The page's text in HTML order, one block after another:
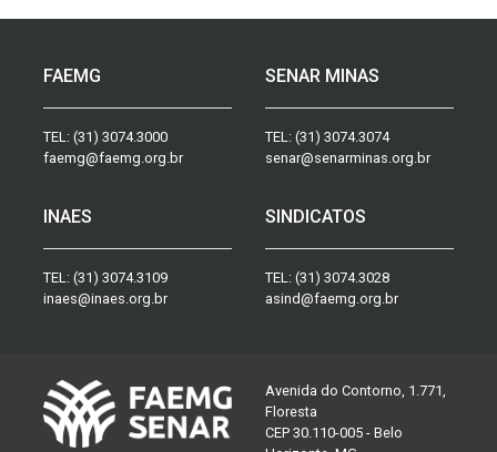
FAEMG
TEL: (31) 3074.3000
faemg@faemg.org.br
SENAR MINAS
TEL: (31) 3074.3074
senar@senarminas.org.br
INAES
TEL: (31) 3074.3109
inaes@inaes.org.br
SINDICATOS
TEL: (31) 3074.3028
asind@faemg.org.br
Avenida do Contorno, 1.771,
Floresta
CEP 30.110-005 - Belo